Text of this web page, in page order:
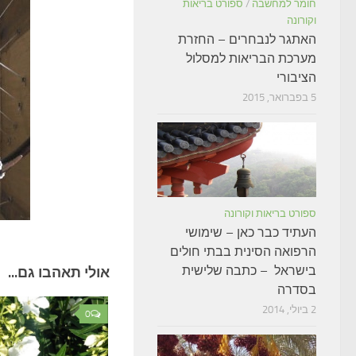
אולי תאהבו גם...
0
חומר למחשבה / ספורט בריאות
וקורונה
האתגר לנבחרים – החזרת
מערכת הבריאות למסלול
הציבורי
5 בפברואר, 2015
ספורט בריאות וקורונה
העתיד כבר כאן – שימושי
הרפואה הסינית בבתי חולים
בישראל – כתבה שלישית
בסדרה
2 ביולי, 2014